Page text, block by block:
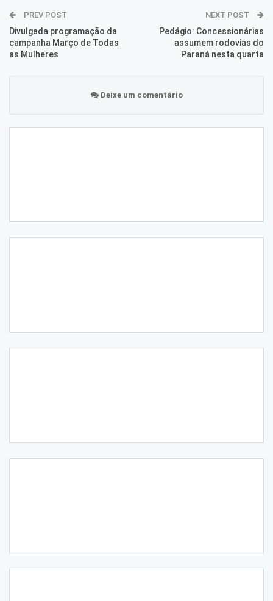
PREV POST
Divulgada programação da
campanha Março de Todas
as Mulheres
NEXT POST
Pedágio: Concessionárias
assumem rodovias do
Paraná nesta quarta
Deixe um comentário